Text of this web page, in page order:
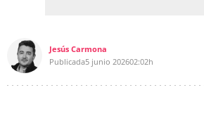
Jesús Carmona
Publicada5 junio 202602:02h